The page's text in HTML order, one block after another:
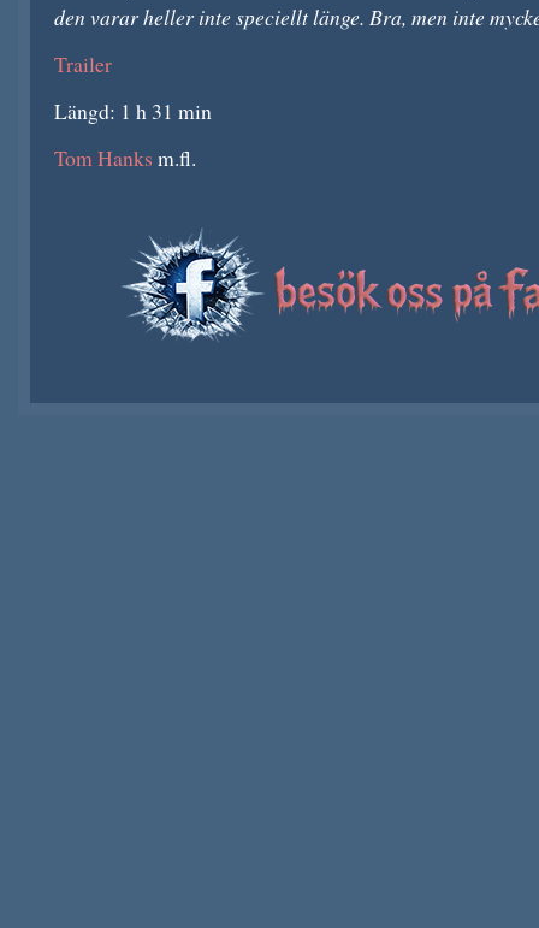
den varar heller inte speciellt länge. Bra, men inte
Trailer
Längd: 1 h 31 min
Tom Hanks m.fl.